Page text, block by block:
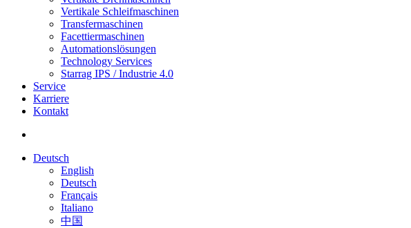
Vertikale Schleifmaschinen
Transfermaschinen
Facettiermaschinen
Automationslösungen
Technology Services
Starrag IPS / Industrie 4.0
Service
Karriere
Kontakt
Deutsch
English
Deutsch
Français
Italiano
中国